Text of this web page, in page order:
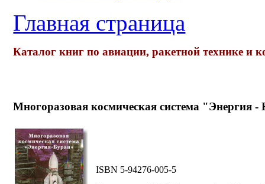
Главная страница
Каталог книг по авиации, ракетной технике и
Многоразовая космическая система "Энергия
ISBN 5-94276-005-5